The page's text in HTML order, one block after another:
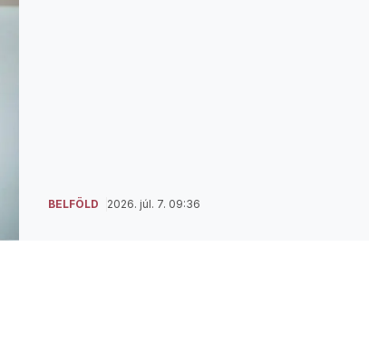
BELFÖLD 2026. júl. 7. 09:36